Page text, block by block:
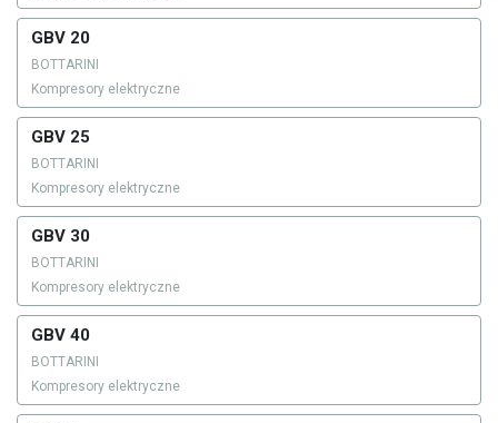
GBV 20
BOTTARINI
Kompresory elektryczne
GBV 25
BOTTARINI
Kompresory elektryczne
GBV 30
BOTTARINI
Kompresory elektryczne
GBV 40
BOTTARINI
Kompresory elektryczne